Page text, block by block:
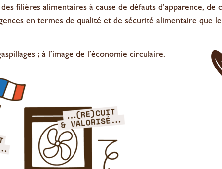
filières alimentaires à cause de défauts d’apparence, de
en termes de qualité et de sécurité alimentaire que
; à l’image de l’économie circulaire.